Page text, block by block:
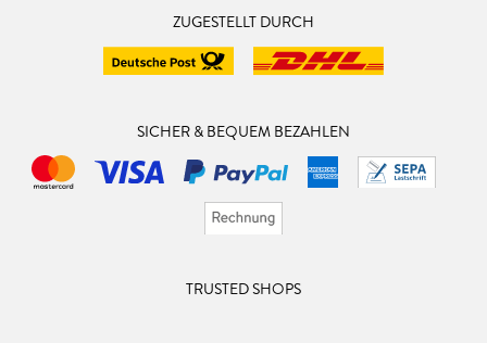
ZUGESTELLT DURCH
SICHER & BEQUEM BEZAHLEN
TRUSTED SHOPS